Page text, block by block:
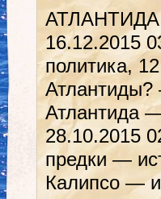
АТЛАНТИДА
16.12.2015
политика,
Атлантиды?
Атлантида
28.10.2015
предки —
Калипсо —